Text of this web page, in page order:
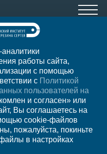
59-30-40
22:00, вс 8:00-20:00
на прием
работы сайта,
с помощью
с Политикой
пользователей на
и согласен» или
Вы соглашаетесь на
cookie-файлов
пожалуйста, покиньте
в настройках